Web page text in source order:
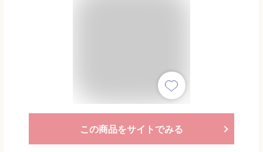
この商品をサイトでみる